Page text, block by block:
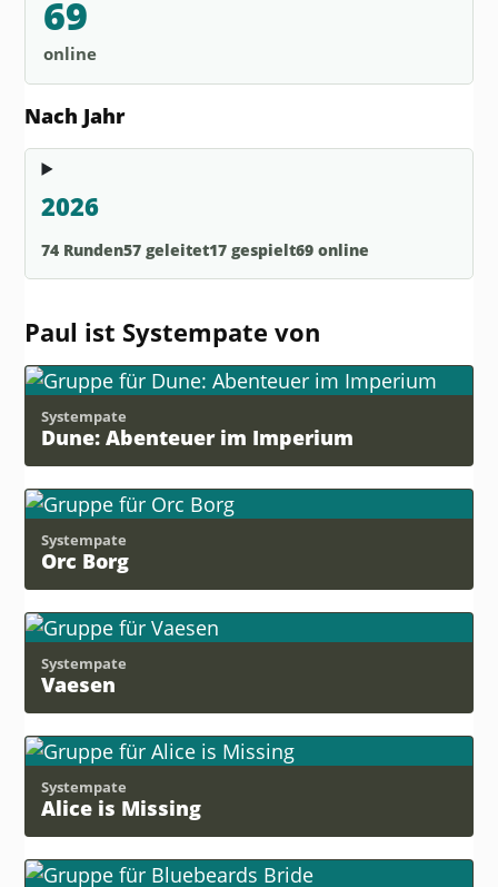
69
online
Nach Jahr
2026
74 Runden57 geleitet17 gespielt69 online
Paul ist Systempate von
Systempate
Dune: Abenteuer im Imperium
Systempate
Orc Borg
Systempate
Vaesen
Systempate
Alice is Missing